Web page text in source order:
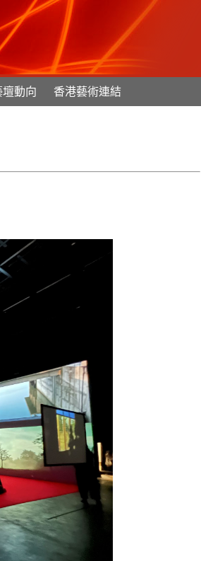
壇動向 香港藝術連結